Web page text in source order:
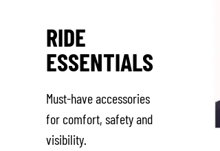
RIDE
ESSENTIALS
Must-have accessories
for comfort, safety and
visibility.